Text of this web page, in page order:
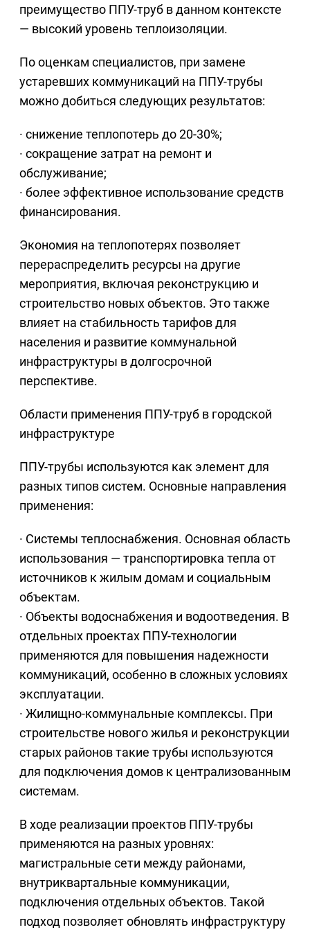
преимущество ППУ-труб в данном контексте
— высокий уровень теплоизоляции.
По оценкам специалистов, при замене
устаревших коммуникаций на ППУ-трубы
можно добиться следующих результатов:
· снижение теплопотерь до 20-30%;
· сокращение затрат на ремонт и
обслуживание;
· более эффективное использование средств
финансирования.
Экономия на теплопотерях позволяет
перераспределить ресурсы на другие
мероприятия, включая реконструкцию и
строительство новых объектов. Это также
влияет на стабильность тарифов для
населения и развитие коммунальной
инфраструктуры в долгосрочной
перспективе.
Области применения ППУ-труб в городской
инфраструктуре
ППУ-трубы используются как элемент для
разных типов систем. Основные направления
применения:
· Системы теплоснабжения. Основная область
использования — транспортировка тепла от
источников к жилым домам и социальным
объектам.
· Объекты водоснабжения и водоотведения. В
отдельных проектах ППУ-технологии
применяются для повышения надежности
коммуникаций, особенно в сложных условиях
эксплуатации.
· Жилищно-коммунальные комплексы. При
строительстве нового жилья и реконструкции
старых районов такие трубы используются
для подключения домов к централизованным
системам.
В ходе реализации проектов ППУ-трубы
применяются на разных уровнях:
магистральные сети между районами,
внутриквартальные коммуникации,
подключения отдельных объектов. Такой
подход позволяет обновлять инфраструктуру